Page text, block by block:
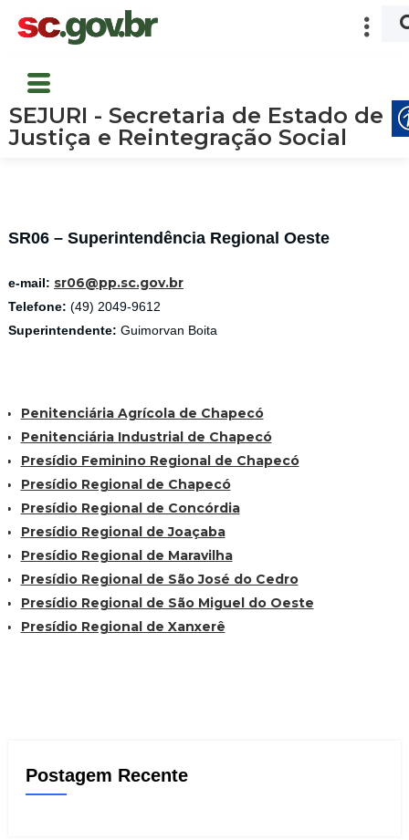
SEJURI - Secretaria de Estado de
Justiça e Reintegração Social
SR06 – Superintendência Regional Oeste
e-mail: sr06@pp.sc.gov.br
Telefone: (49) 2049-9612
Superintendente: Guimorvan Boita
Penitenciária Agrícola de Chapecó
Penitenciária Industrial de Chapecó
Presídio Feminino Regional de Chapecó
Presídio Regional de Chapecó
Presídio Regional de Concórdia
Presídio Regional de Joaçaba
Presídio Regional de Maravilha
Presídio Regional de São José do Cedro
Presídio Regional de São Miguel do Oeste
Presídio Regional de Xanxerê
Postagem Recente